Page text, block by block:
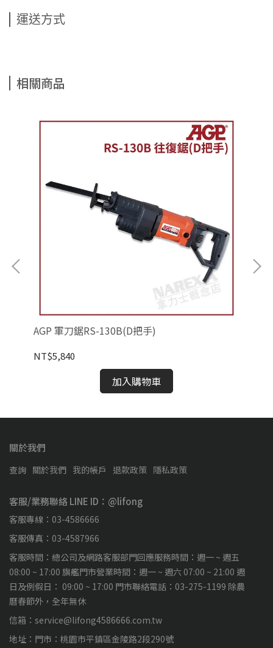
運送方式
相關商品
AGP 軍刀鋸RS-130B(D把手)
NT$5,840
加入購物車
關於我們
查詢 關於我們 我的帳戶 退款政策 隱私政策
客服/業務聯絡 LINE ID：@lifong
客服專線：03-4586666
客服傳真：03-4587966
客服時間：總公司及網路客服部門回應服務時間：週一 ~ 週五
08:00 ~ 17:00 旗艦門市營業時間：週一 ~ 週六 07:00 ~ 21:00 週
日及例假日： 09:00 ~ 17:00 門市聯絡電話：03-275-1199 除農
曆春節外，全年無休
信箱：service@lifong4586666.com.tw
地址：門市：桃園市平鎮區金陵路2段290號